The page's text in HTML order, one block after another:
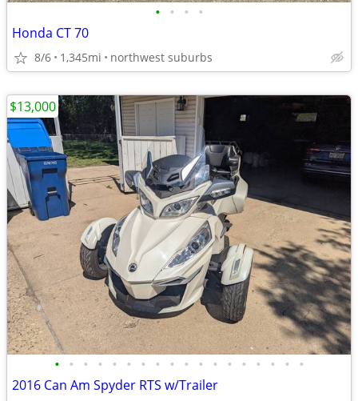
• • • •
Honda CT 70
8/6 1,345mi northwest suburbs
• • • • • • • • • • • • • • • • • •
2016 Can Am Spyder RTS w/Trailer
$13,000